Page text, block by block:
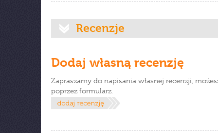
Recenzje
Dodaj własną recenzję
Zapraszamy do napisania własnej recenzji,
poprzez formularz.